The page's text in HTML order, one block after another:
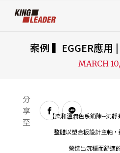
案例 ▍EGGER應用
MARCH
分
享
至
【柔和溫潤色系鋪陳--沉靜
整體以塑合板設計主軸，
營造出沉穩而舒適